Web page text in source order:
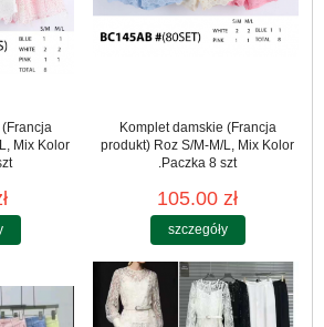
Mix Kolor
Komplet damskie (Francja
produkt) Roz S/M-M/L, Mix Kolor
.Paczka 8 szt
105.00 zł
szczegóły